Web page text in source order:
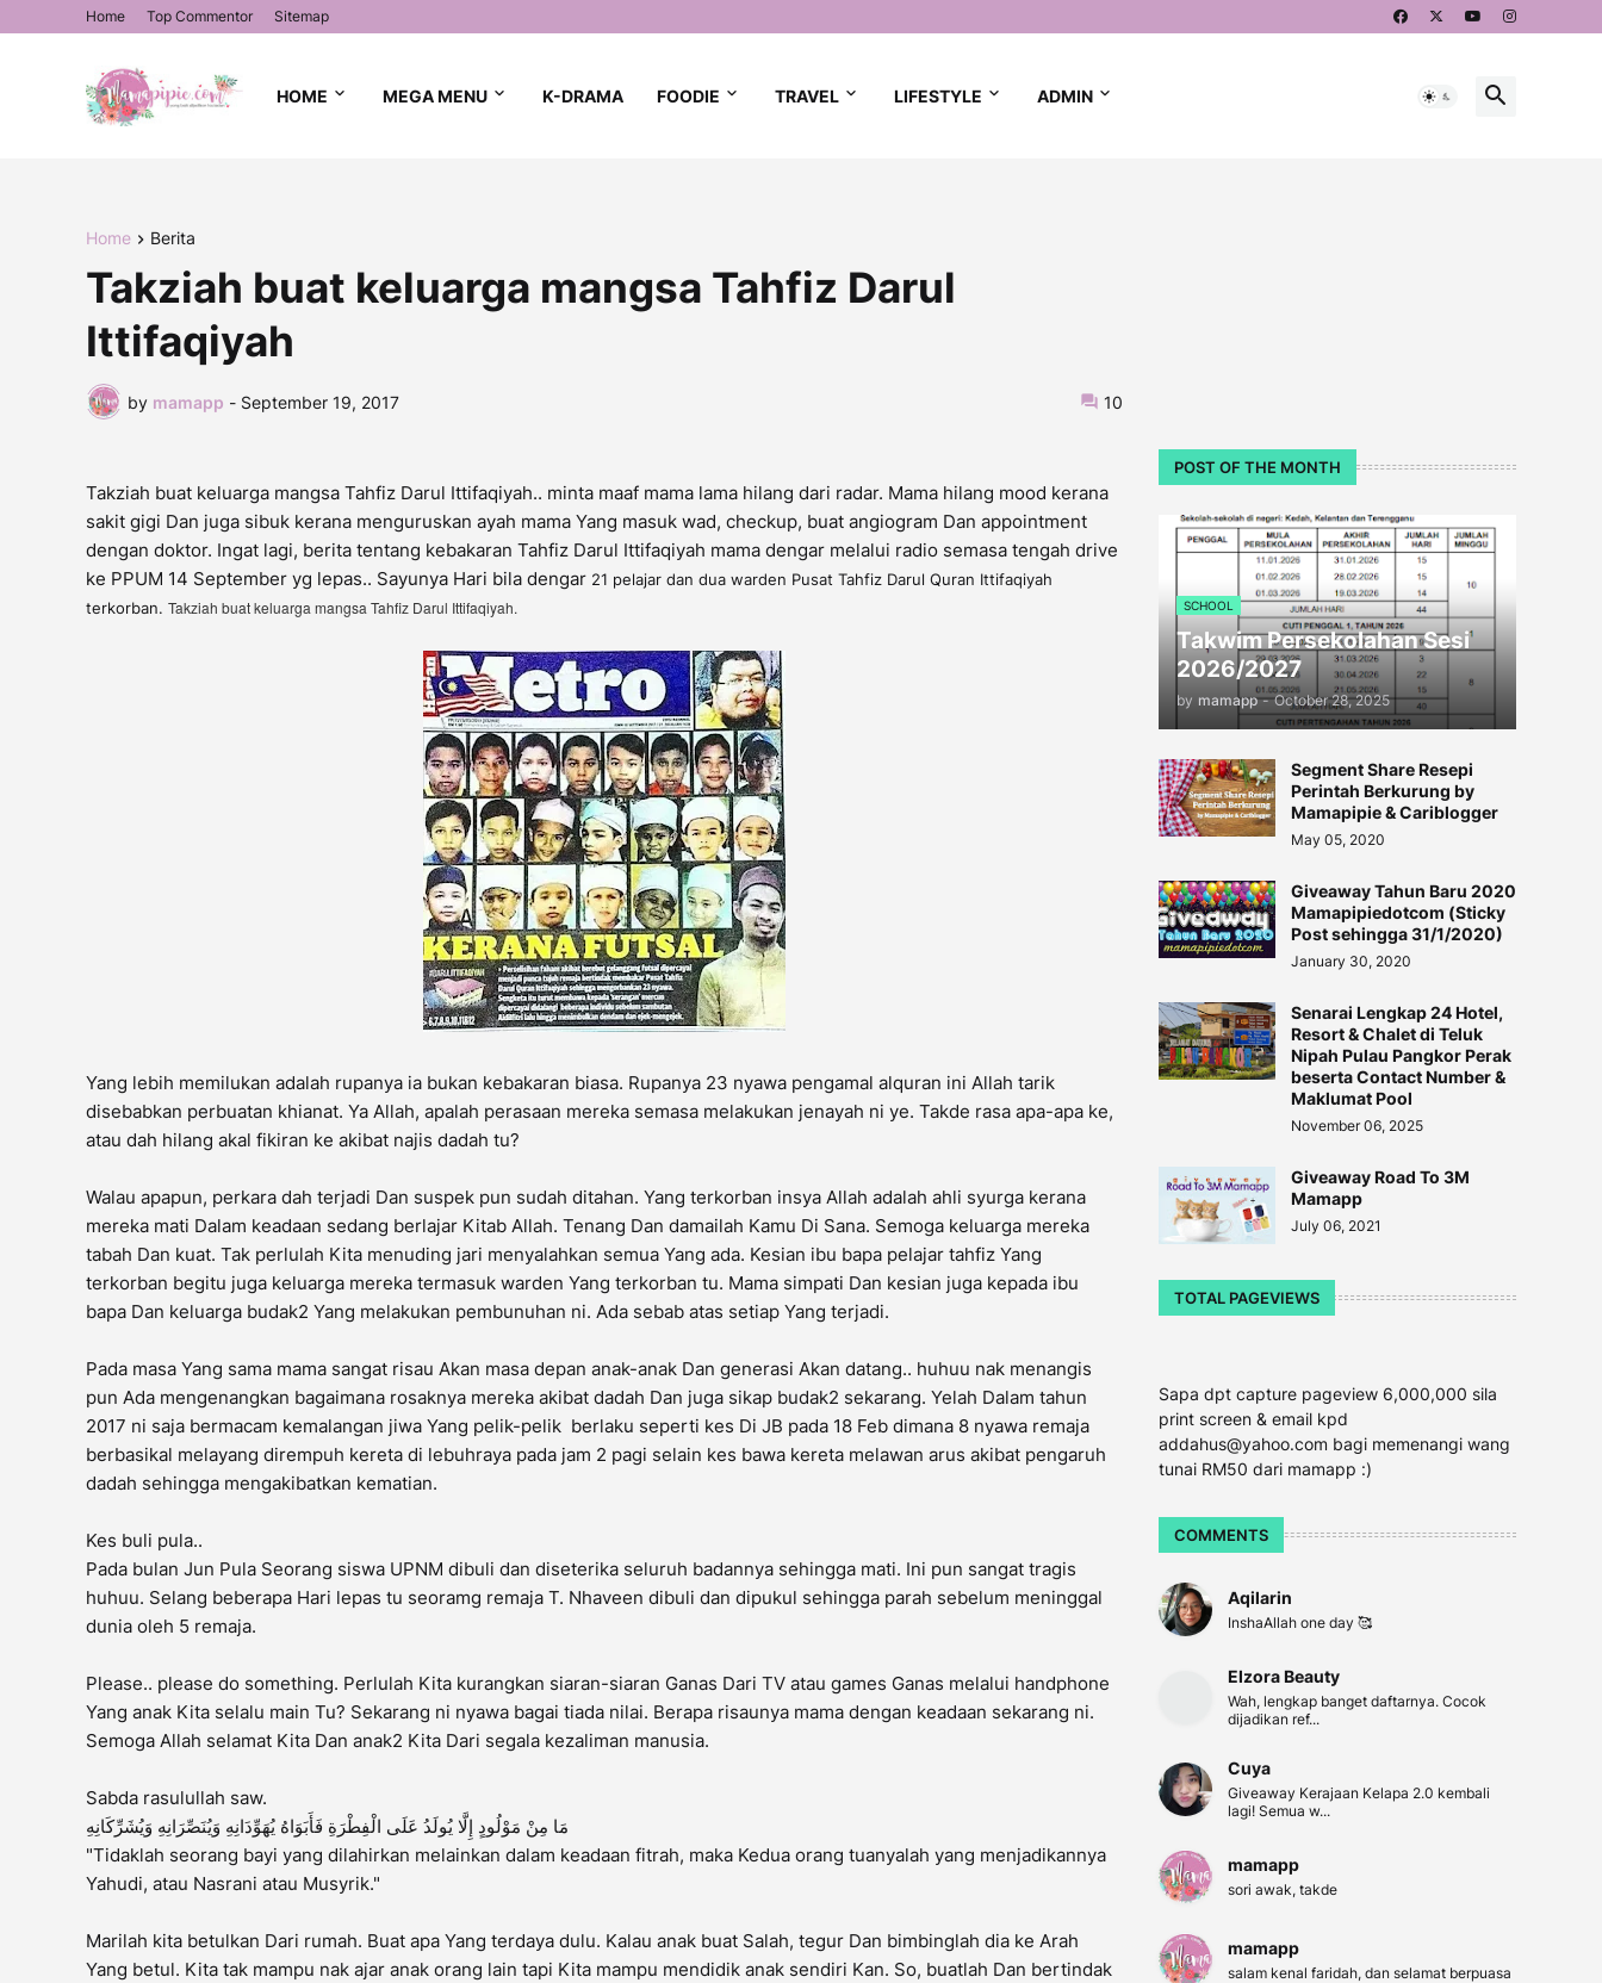
Home Top Commentor Sitemap
HOME MEGA MENU K-DRAMA FOODIE TRAVEL LIFESTYLE ADMIN
Home Berita
Takziah buat keluarga mangsa Tahfiz Darul
Ittifaqiyah
by mamapp - September 19, 2017 10
Takziah buat keluarga mangsa Tahfiz Darul Ittifaqiyah.. minta maaf mama lama hilang dari radar. Mama hilang mood kerana
sakit gigi Dan juga sibuk kerana menguruskan ayah mama Yang masuk wad, checkup, buat angiogram Dan appointment
dengan doktor. Ingat lagi, berita tentang kebakaran Tahfiz Darul Ittifaqiyah mama dengar melalui radio semasa tengah drive
ke PPUM 14 September yg lepas.. Sayunya Hari bila dengar 21 pelajar dan dua warden Pusat Tahfiz Darul Quran Ittifaqiyah
terkorban. Takziah buat keluarga mangsa Tahfiz Darul Ittifaqiyah.
Yang lebih memilukan adalah rupanya ia bukan kebakaran biasa. Rupanya 23 nyawa pengamal alquran ini Allah tarik
disebabkan perbuatan khianat. Ya Allah, apalah perasaan mereka semasa melakukan jenayah ni ye. Takde rasa apa-apa ke,
atau dah hilang akal fikiran ke akibat najis dadah tu?
Walau apapun, perkara dah terjadi Dan suspek pun sudah ditahan. Yang terkorban insya Allah adalah ahli syurga kerana
mereka mati Dalam keadaan sedang berlajar Kitab Allah. Tenang Dan damailah Kamu Di Sana. Semoga keluarga mereka
tabah Dan kuat. Tak perlulah Kita menuding jari menyalahkan semua Yang ada. Kesian ibu bapa pelajar tahfiz Yang
terkorban begitu juga keluarga mereka termasuk warden Yang terkorban tu. Mama simpati Dan kesian juga kepada ibu
bapa Dan keluarga budak2 Yang melakukan pembunuhan ni. Ada sebab atas setiap Yang terjadi.
Pada masa Yang sama mama sangat risau Akan masa depan anak-anak Dan generasi Akan datang.. huhuu nak menangis
pun Ada mengenangkan bagaimana rosaknya mereka akibat dadah Dan juga sikap budak2 sekarang. Yelah Dalam tahun
2017 ni saja bermacam kemalangan jiwa Yang pelik-pelik berlaku seperti kes Di JB pada 18 Feb dimana 8 nyawa remaja
berbasikal melayang dirempuh kereta di lebuhraya pada jam 2 pagi selain kes bawa kereta melawan arus akibat pengaruh
dadah sehingga mengakibatkan kematian.
Kes buli pula..
Pada bulan Jun Pula Seorang siswa UPNM dibuli dan diseterika seluruh badannya sehingga mati. Ini pun sangat tragis
huhuu. Selang beberapa Hari lepas tu seoramg remaja T. Nhaveen dibuli dan dipukul sehingga parah sebelum meninggal
dunia oleh 5 remaja.
Please.. please do something. Perlulah Kita kurangkan siaran-siaran Ganas Dari TV atau games Ganas melalui handphone
Yang anak Kita selalu main Tu? Sekarang ni nyawa bagai tiada nilai. Berapa risaunya mama dengan keadaan sekarang ni.
Semoga Allah selamat Kita Dan anak2 Kita Dari segala kezaliman manusia.
Sabda rasulullah saw.
مَا مِنْ مَوْلُودٍ إِلَّا يُولَدُ عَلَى الْفِطْرَةِ فَأَبَوَاهُ يُهَوِّدَانِهِ وَيُنَصِّرَانِهِ وَيُشَرِّكَانِهِ
"Tidaklah seorang bayi yang dilahirkan melainkan dalam keadaan fitrah, maka Kedua orang tuanyalah yang menjadikannya
Yahudi, atau Nasrani atau Musyrik."
Marilah kita betulkan Dari rumah. Buat apa Yang terdaya dulu. Kalau anak buat Salah, tegur Dan bimbinglah dia ke Arah
Yang betul. Kita tak mampu nak ajar anak orang lain tapi Kita mampu mendidik anak sendiri Kan. So, buatlah Dan bertindak
POST OF THE MONTH
SCHOOL
Takwim Persekolahan Sesi
2026/2027
by mamapp - October 28, 2025
Segment Share Resepi
Perintah Berkurung by
Mamapipie & Cariblogger
May 05, 2020
Giveaway Tahun Baru 2020
Mamapipiedotcom (Sticky
Post sehingga 31/1/2020)
January 30, 2020
Senarai Lengkap 24 Hotel,
Resort & Chalet di Teluk
Nipah Pulau Pangkor Perak
beserta Contact Number &
Maklumat Pool
November 06, 2025
Giveaway Road To 3M
Mamapp
July 06, 2021
TOTAL PAGEVIEWS
Sapa dpt capture pageview 6,000,000 sila
print screen & email kpd
addahus@yahoo.com bagi memenangi wang
tunai RM50 dari mamapp :)
COMMENTS
Aqilarin
InshaAllah one day 🥰
Elzora Beauty
Wah, lengkap banget daftarnya. Cocok
dijadikan ref...
Cuya
Giveaway Kerajaan Kelapa 2.0 kembali
lagi! Semua w...
mamapp
sori awak, takde
mamapp
salam kenal faridah, dan selamat berpuasa